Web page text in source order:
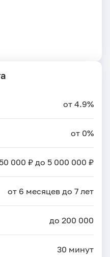
от 4.9%
от 0%
000 ₽ до 5 000 000 ₽
от 6 месяцев до 7 лет
до 200 000
30 минут